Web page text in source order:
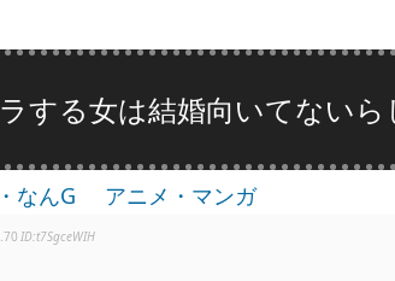
する女は結婚向いてない
なんG アニメ・マンガ
t7SgceWIH